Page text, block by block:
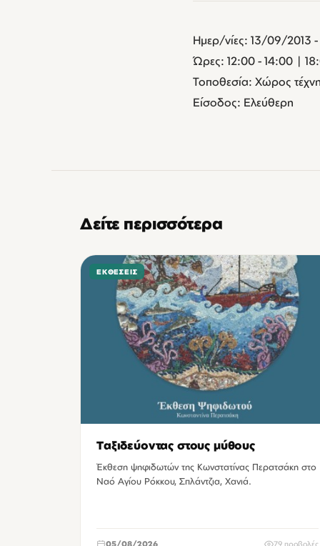
Ημερ/νίες: 13/09/2013
Ώρες: 12:00 - 14:00 |
Τοποθεσία: Χώρος
Είσοδος: Ελεύθερη
Δείτε περισσότερα
ΕΚΘΈΣΕΙΣ
Ταξιδεύοντας στους μύθους
Έκθεση ψηφιδωτών της Κωνστατίνας Περατσάκη στο
Ναό Αγίου Ρόκκου, Σπλάντζια, Χανιά.